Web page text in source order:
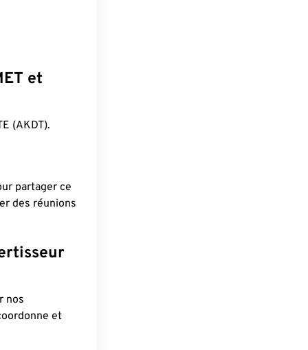
et
(AKDT).
partager ce
des réunions
nos
et